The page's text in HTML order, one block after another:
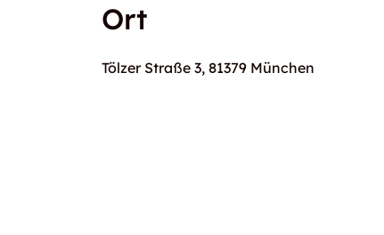
Ort
Tölzer Straße 3, 81379 München